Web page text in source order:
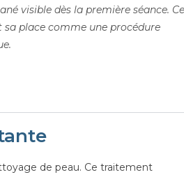
visible dès la première séance.
sa place comme une procédure
de peau. Ce traitement